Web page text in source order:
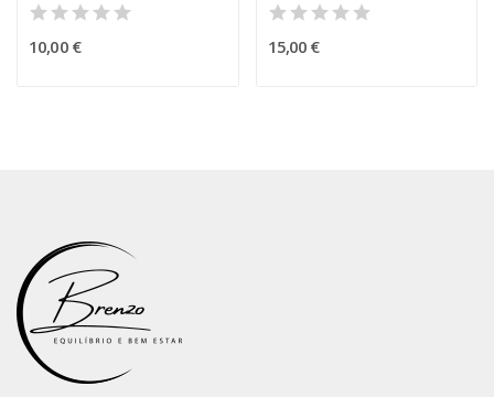
10,00 € 15,00 €